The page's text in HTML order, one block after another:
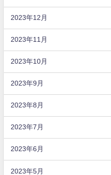
2023年12月
2023年11月
2023年10月
2023年9月
2023年8月
2023年7月
2023年6月
2023年5月